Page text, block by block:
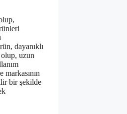
dayanıklı
uzun
markasının
bir şekilde